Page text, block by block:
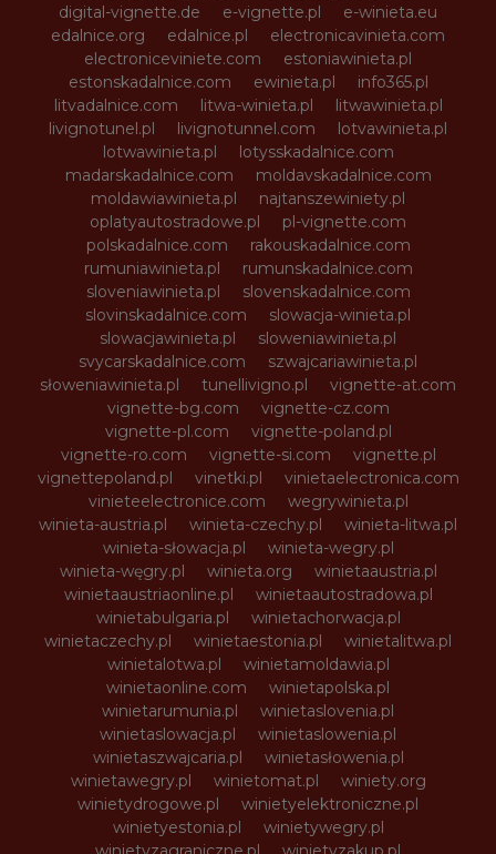
digital-vignette.de
e-vignette.pl
e-winieta.eu
edalnice.org
edalnice.pl
electronicavinieta.com
electroniceviniete.com
estoniawinieta.pl
estonskadalnice.com
ewinieta.pl
info365.pl
litvadalnice.com
litwa-winieta.pl
litwawinieta.pl
livignotunel.pl
livignotunnel.com
lotvawinieta.pl
lotwawinieta.pl
lotysskadalnice.com
madarskadalnice.com
moldavskadalnice.com
moldawiawinieta.pl
najtanszewiniety.pl
oplatyautostradowe.pl
pl-vignette.com
polskadalnice.com
rakouskadalnice.com
rumuniawinieta.pl
rumunskadalnice.com
sloveniawinieta.pl
slovenskadalnice.com
slovinskadalnice.com
slowacja-winieta.pl
slowacjawinieta.pl
sloweniawinieta.pl
svycarskadalnice.com
szwajcariawinieta.pl
słoweniawinieta.pl
tunellivigno.pl
vignette-at.com
vignette-bg.com
vignette-cz.com
vignette-pl.com
vignette-poland.pl
vignette-ro.com
vignette-si.com
vignette.pl
vignettepoland.pl
vinetki.pl
vinietaelectronica.com
vinieteelectronice.com
wegrywinieta.pl
winieta-austria.pl
winieta-czechy.pl
winieta-litwa.pl
winieta-słowacja.pl
winieta-wegry.pl
winieta-węgry.pl
winieta.org
winietaaustria.pl
winietaaustriaonline.pl
winietaautostradowa.pl
winietabulgaria.pl
winietachorwacja.pl
winietaczechy.pl
winietaestonia.pl
winietalitwa.pl
winietalotwa.pl
winietamoldawia.pl
winietaonline.com
winietapolska.pl
winietarumunia.pl
winietaslovenia.pl
winietaslowacja.pl
winietaslowenia.pl
winietaszwajcaria.pl
winietasłowenia.pl
winietawegry.pl
winietomat.pl
winiety.org
winietydrogowe.pl
winietyelektroniczne.pl
winietyestonia.pl
winietywegry.pl